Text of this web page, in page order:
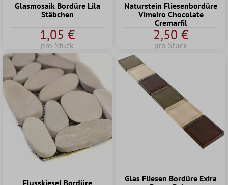
Glasmosaik Bordüre Lila
Stäbchen
1,05 €
pro Stück
Naturstein Fliesenbordüre
Vimeiro Chocolate
Cremarfil
2,50 €
pro Stück
Flusskiesel Bordüre
Glas Fliesen Bordüre Exira